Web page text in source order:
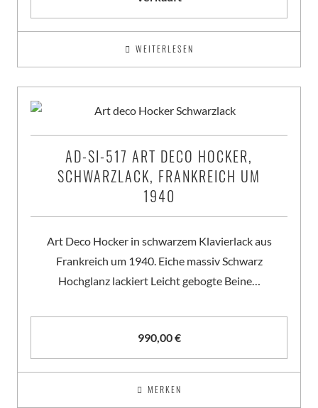
WEITERLESEN
AD-SI-517 ART DECO HOCKER,
SCHWARZLACK, FRANKREICH UM
1940
Art Deco Hocker in schwarzem Klavierlack aus
Frankreich um 1940. Eiche massiv Schwarz
Hochglanz lackiert Leicht gebogte Beine…
990,00€
MERKEN